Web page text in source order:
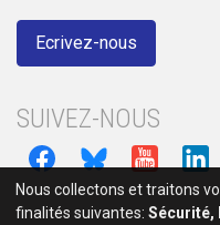
Ecrivez-nous
SUIVEZ-NOUS
Nous collectons et traitons
finalités suivantes: Sécurité,